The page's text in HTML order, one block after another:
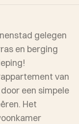
gelegen
en berging
van
een simpele
Het